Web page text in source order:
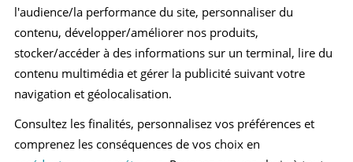
l'audience/la performance du site, personnaliser du
contenu, développer/améliorer nos produits,
stocker/accéder à des informations sur un terminal, lire du
contenu multimédia et gérer la publicité suivant votre
navigation et géolocalisation.
Consultez les finalités, personnalisez vos préférences et
comprenez les conséquences de vos choix en